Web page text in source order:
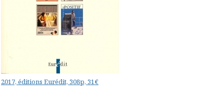
2017, éditions Eurédit, 308p, 31€